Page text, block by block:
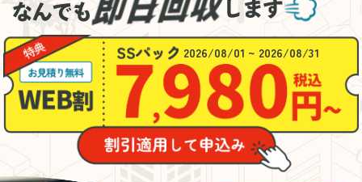
2026/08/01 ~ 2026/08/31